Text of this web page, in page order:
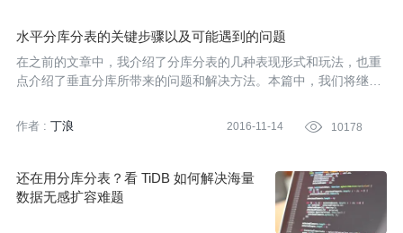
水平分库分表的关键步骤以及可能遇到的问题
在之前的文章中，我介绍了分库分表的几种表现形式和玩法，也重
点介绍了垂直分库所带来的问题和解决方法。本篇中，我们将继续
作者 : 丁浪 2016-11-14  10178
还在用分库分表？看 TiDB 如何解决海量
数据无感扩容难题